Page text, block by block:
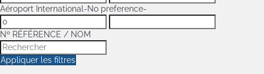
Aéroport International -No preference-
Nº RÉFÉRENCE / NOM
Appliquer les filtres